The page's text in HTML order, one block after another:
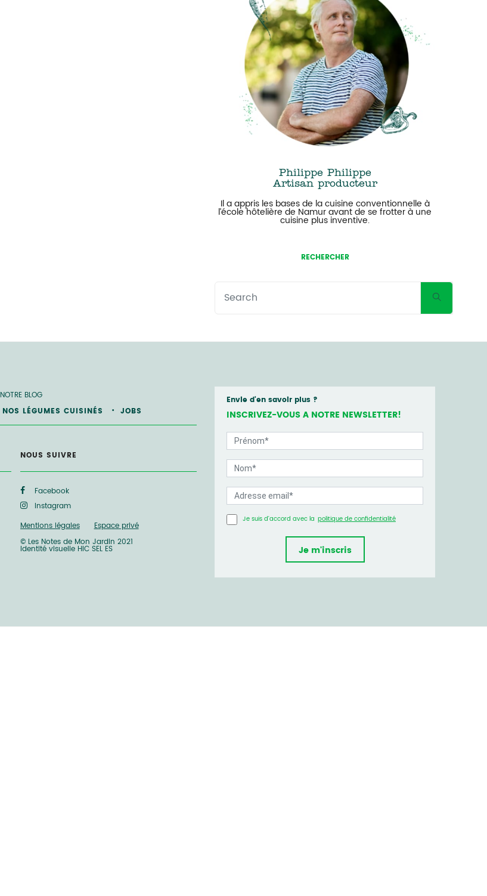
Philippe Philippe
Artisan producteur
Il a appris les bases de la cuisine conventionnelle à
l’école hôtelière de Namur avant de se frotter à une
cuisine plus inventive.
RECHERCHER
NOTRE BLOG
NOS LÉGUMES CUISINÉS JOBS
NOUS SUIVRE
Facebook
Instagram
Mentions légales
Espace privé
© Les Notes de Mon Jardin 2021
Identité visuelle HIC SEL ES
Envie d'en savoir plus ?
INSCRIVEZ-VOUS A NOTRE NEWSLETTER!
Je suis d’accord avec la politique de confidentialité
Je m'inscris